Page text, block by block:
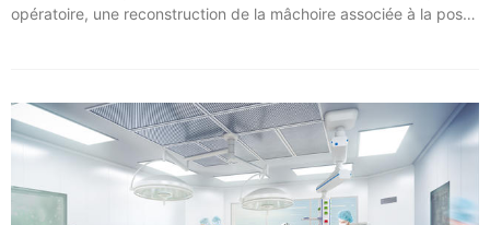
opératoire, une reconstruction de la mâchoire associée à la pose